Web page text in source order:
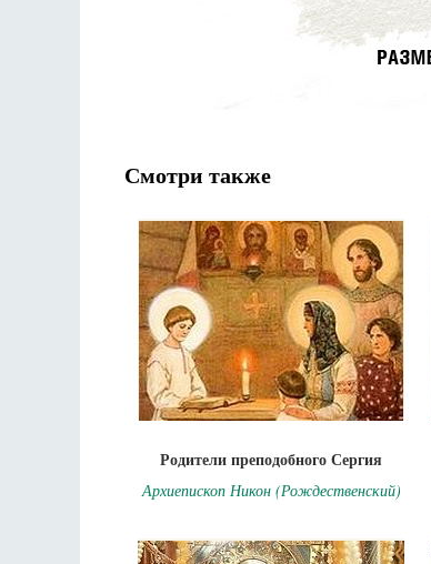
Смотри также
Родители преподобного Сергия
Архиепископ Никон (Рождественский)